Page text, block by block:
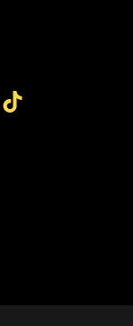
TikTok